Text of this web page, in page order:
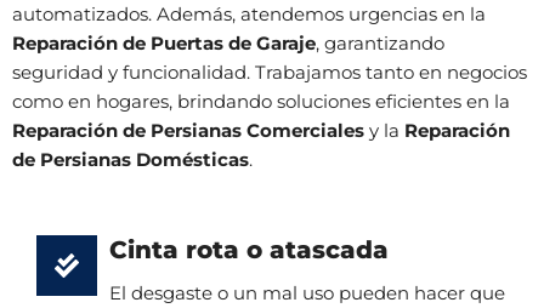
automatizados. Además, atendemos urgencias en la
Reparación de Puertas de Garaje, garantizando
seguridad y funcionalidad. Trabajamos tanto en negocios
como en hogares, brindando soluciones eficientes en la
Reparación de Persianas Comerciales y la Reparación
de Persianas Domésticas.
Cinta rota o atascada
El desgaste o un mal uso pueden hacer que